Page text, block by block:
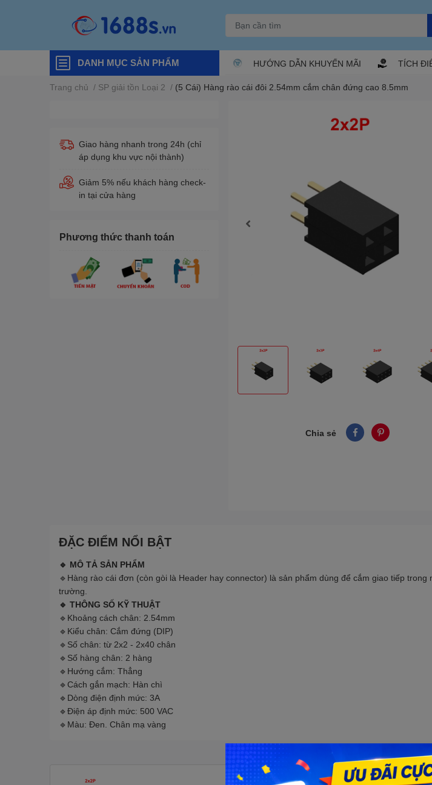
DANH MỤC SẢN PHẨM HƯỚNG DẪN KHUYẾN MÃI TÍCH
Trang chủ / SP giải tồn Loại 2 / (5 Cái) Hàng rào cái đôi 2.54mm cắm chân đứng cao 8.5mm
Giao hàng nhanh trong 24h (chỉ
áp dụng khu vực nội thành)
Giảm 5% nếu khách hàng check-
in tại cửa hàng
Phương thức thanh toán
Chia sẻ
ĐẶC ĐIỂM NỔI BẬT
🔹 MÔ TẢ SẢN PHẨM
🔹Hàng rào cái đơn (còn gòi là Header hay connector) là sản phẩm dùng để cắm giao tiếp
trường.
🔹 THÔNG SỐ KỸ THUẬT
🔹Khoảng cách chân: 2.54mm
🔹Kiểu chân: Cắm đứng (DIP)
🔹Số chân: từ 2x2 - 2x40 chân
🔹Số hàng chân: 2 hàng
🔹Hướng cắm: Thẳng
🔹Cách gắn mạch: Hàn chì
🔹Dòng điện định mức: 3A
🔹Điện áp định mức: 500 VAC
🔹Màu: Đen. Chân mạ vàng